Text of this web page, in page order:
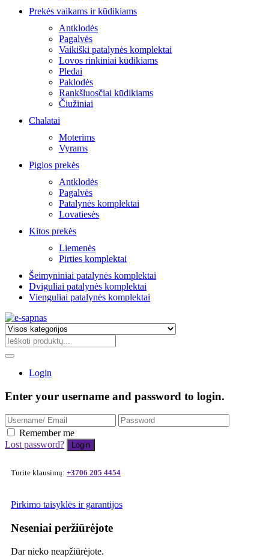
Prekės vaikams ir kūdikiams
Antklodės
Pagalvės
Vaikiški patalynės komplektai
Lovos rinkiniai kūdikiams
Pledai
Paklodės
Rankšluosčiai kūdikiams
Čiužiniai
Chalatai
Moterims
Vyrams
Pigios prekės
Antklodės
Pagalvės
Patalynės komplektai
Lovatiesės
Kitos prekės
Liemenės
Pirties komplektai
Šeimyniniai patalynės komplektai
Dviguliai patalynės komplektai
Vienguliai patalynės komplektai
Login
Enter your username and password to login.
Remember me
Lost password?
Turite klausimų: +3706 205 4454
Pirkimo taisyklės ir garantijos
Neseniai peržiūrėjote
Dar nieko neapžiūrėjote.